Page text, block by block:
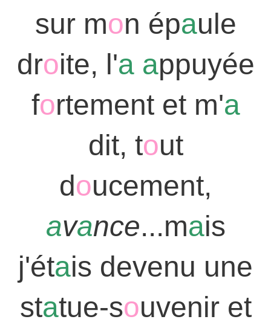
sur mon épaule
droite, l'a appuyée
fortement et m'a
dit, tout
doucement,
avance...mais
j'étais devenu une
statue-souvenir et